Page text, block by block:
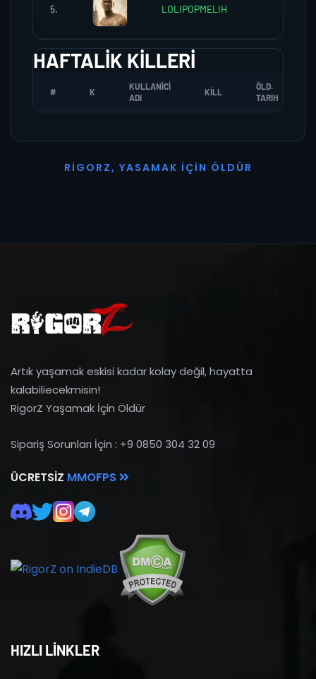
5. LOLIPOPMELIH
HAFTALIK KILLERI
# K
KULLANICI
ADI
KILL
ÖLD.
TARIH
R I G O R Z, YASAMAK İ ÇI N Ö L D Ü R
Artık yaşamak eskisi kadar kolay değil, hayatta
kalabiliecekmisin!
RigorZ Yaşamak İçin Öldür
Sipariş Sorunları İçin : +9 0850 304 32 09
ÜCRETSIZ MMOFPS
HIZLI LİNKLER